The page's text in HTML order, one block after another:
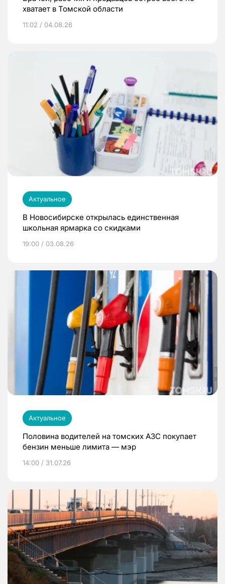
хватает в Томской области
11:02 / 04.08.26
Актуальное
В Новосибирске открылась единственная
школьная ярмарка со скидками
19:00 / 03.08.26
Актуальное
Половина водителей на томских АЗС покупает
бензин меньше лимита — мэр
14:00 / 31.07.26